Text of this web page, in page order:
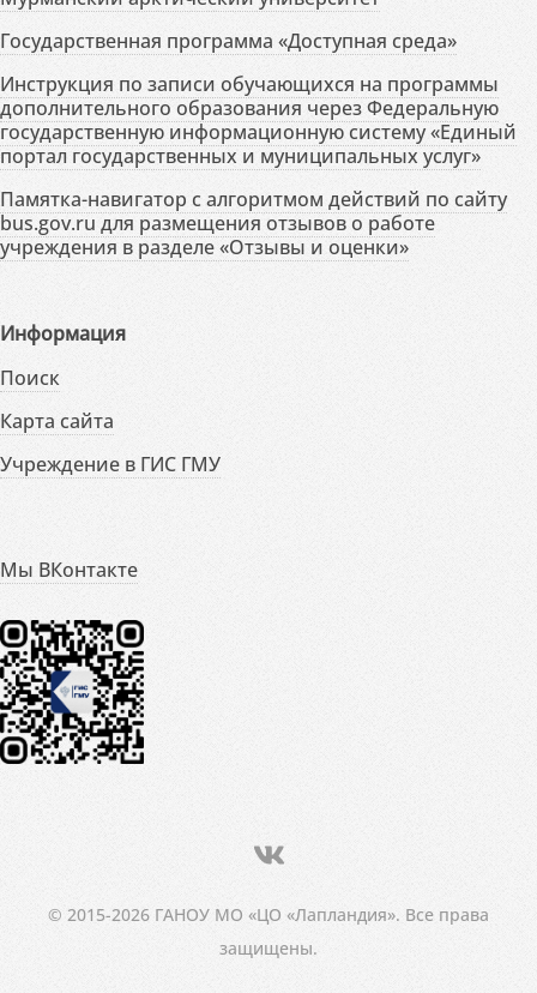
Государственная программа «Доступная среда»
Инструкция по записи обучающихся на программы
дополнительного образования через Федеральную
государственную информационную систему «Единый
портал государственных и муниципальных услуг»
Памятка-навигатор с алгоритмом действий по сайту
bus.gov.ru для размещения отзывов о работе
учреждения в разделе «Отзывы и оценки»
Информация
Поиск
Карта сайта
Учреждение в ГИС ГМУ
Мы ВКонтакте
© 2015-2026 ГАНОУ МО «ЦО «Лапландия». Все права
защищены.